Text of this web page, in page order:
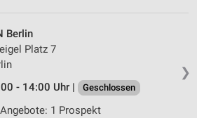
❯
Berlin
Platz 7
- 14:00 Uhr |
Geschlossen
1 Prospekt
angeforderten